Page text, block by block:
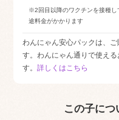
※2回目以降のワクチンを接種し
途料金がかかります
わんにゃん安心パックは、
す。わんにゃん通りで使え
す。詳しくはこちら
この子に